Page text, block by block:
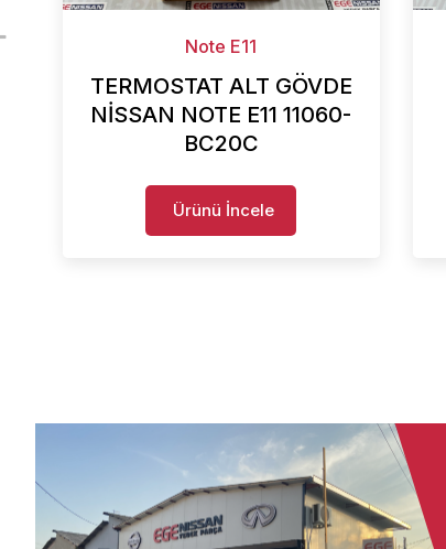
Note E11
TERMOSTAT ALT GÖVDE
NİSSAN NOTE E11 11060-
BC20C
Ürünü İncele